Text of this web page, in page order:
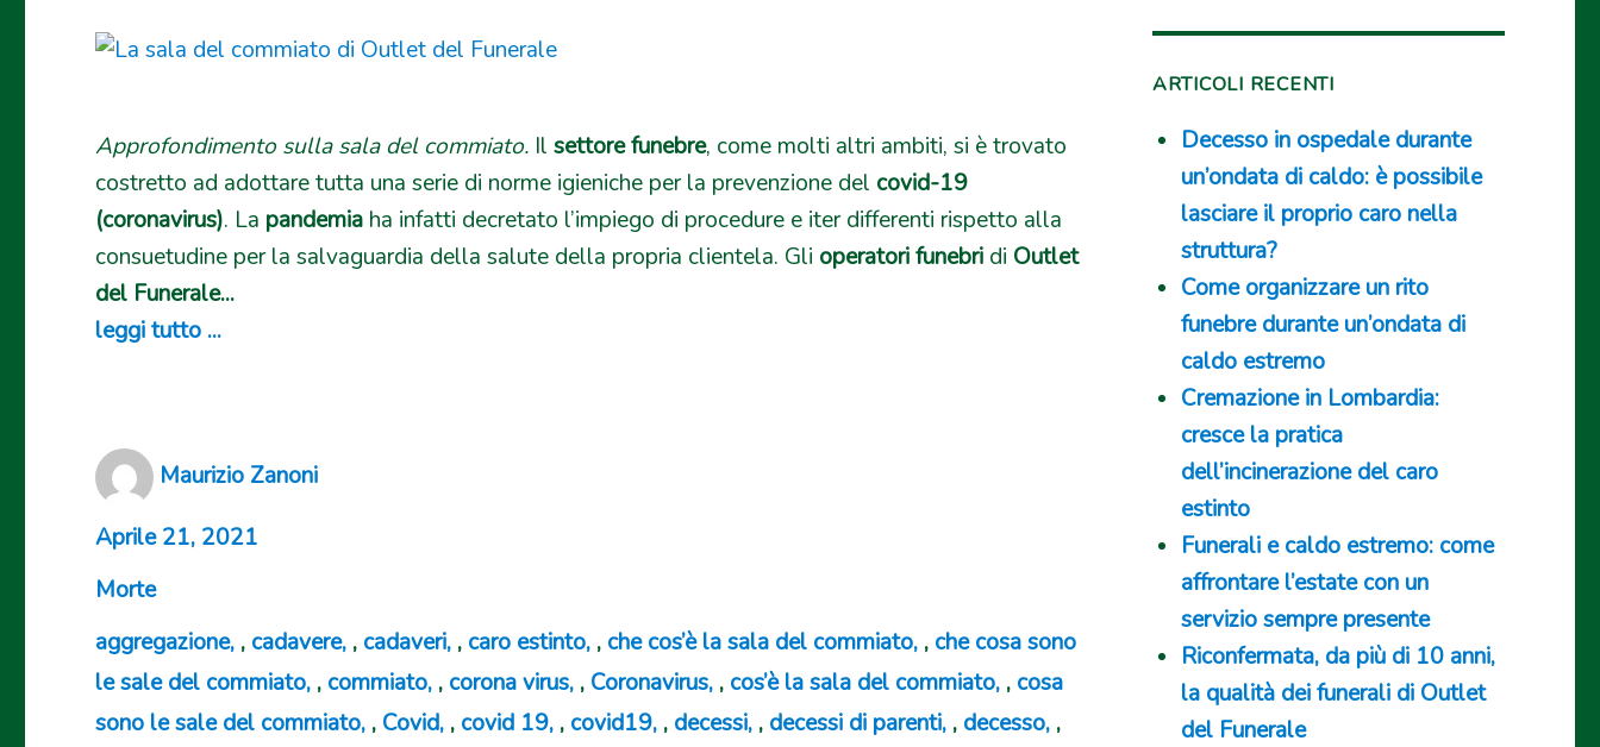
Approfondimento sulla sala del commiato. Ilsettore funebre, come molti altri ambiti, si è trovato
costretto ad adottare tutta una serie di norme igieniche per la prevenzione del covid-19
(coronavirus). La pandemia ha infatti decretato l’impiego di procedure e iter differenti rispetto alla
consuetudine per la salvaguardia della salute della propria clientela. Gli operatori funebri di Outlet
del Funerale...
leggi tutto ...
Author
Maurizio Zanoni
Posted
on
Aprile 21, 2021
Categories
Morte
Tags
aggregazione , cadavere , cadaveri , caro estinto , che cos’è la sala del commiato , che cosa sono
le sale del commiato , commiato , corona virus , Coronavirus , cos’è la sala del commiato , cosa
sono le sale del commiato , Covid , covid 19 , covid19 , decessi , decessi di parenti , decesso ,
ARTICOLI RECENTI
Decesso in ospedale durante
un’ondata di caldo: è possibile
lasciare il proprio caro nella
struttura?
Come organizzare un rito
funebre durante un’ondata di
caldo estremo
Cremazione in Lombardia:
cresce la pratica
dell’incinerazione del caro
estinto
Funerali e caldo estremo: come
affrontare l’estate con un
servizio sempre presente
Riconfermata, da più di 10 anni,
la qualità dei funerali di Outlet
del Funerale